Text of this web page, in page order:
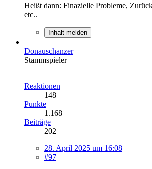
Heißt dann: Finazielle Probleme,
etc..
Inhalt melden
Donauschanzer
Stammspieler
Reaktionen
148
Punkte
1.168
Beiträge
202
28. April 2025 um 16:08
#97